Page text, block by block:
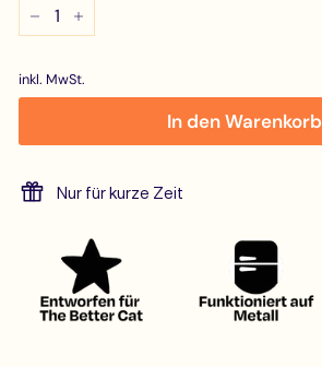
+
inkl. MwSt.
In den Warenkorb
Nur für kurze Zeit